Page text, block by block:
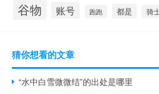
谷物 账号 跑跑 都是 骑
猜你想看的文章
“水中白雪微微结”的出处是哪里